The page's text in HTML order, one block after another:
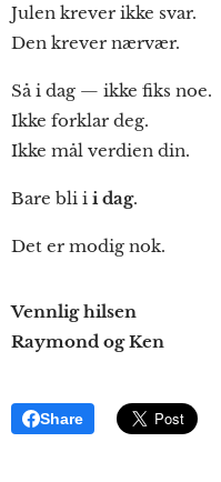
Julen krever ikke svar.
Den krever nærvær.
Så i dag — ikke fiks noe.
Ikke forklar deg.
Ikke mål verdien din.
Bare bli i i dag.
Det er modig nok.
Vennlig hilsen
Raymond og Ken
Share